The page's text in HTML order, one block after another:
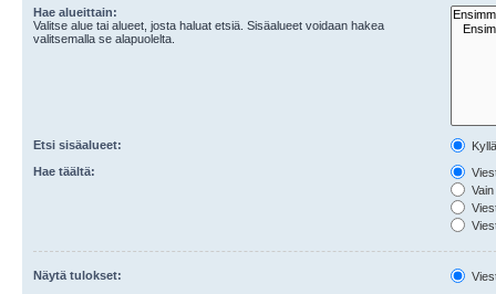
Hae alueittain:
Valitse alue tai alueet, josta haluat etsiä. Sisäalueet voidaan hakea
valitsemalla se alapuolelta.
Etsi sisäalueet:
Hae täältä:
Näytä tulokset: